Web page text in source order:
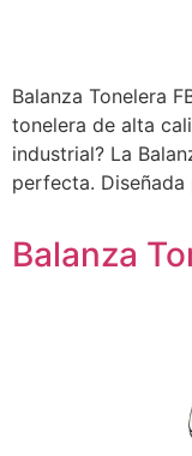
Balanza Tonelera
tonelera de alta
industrial? La
perfecta.
Balanza